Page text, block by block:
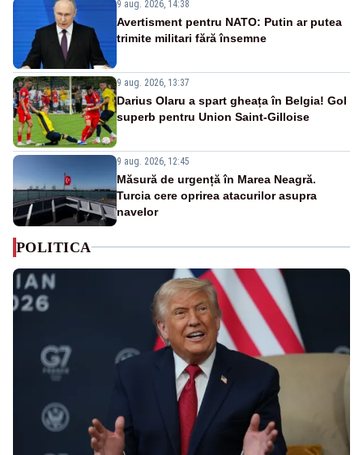
9 aug. 2026, 14:38
Avertisment pentru NATO: Putin ar putea
trimite militari fără însemne
9 aug. 2026, 13:37
Darius Olaru a spart gheața în Belgia! Gol
superb pentru Union Saint-Gilloise
9 aug. 2026, 12:45
Măsură de urgență în Marea Neagră.
Turcia cere oprirea atacurilor asupra
navelor
POLITICA